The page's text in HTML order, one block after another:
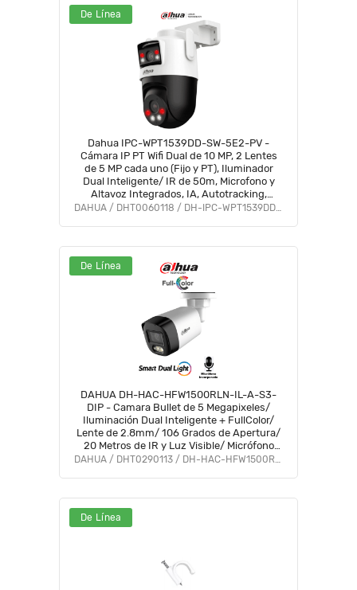
De Línea
Dahua IPC-WPT1539DD-SW-5E2-PV -
Cámara IP PT Wifi Dual de 10 MP, 2 Lentes
de 5 MP cada uno (Fijo y PT), Iluminador
Dual Inteligente/ IR de 50m, Microfono y
Altavoz Integrados, IA, Autotracking,
Disuación activa, Ranura MicroSD, IP66 DAHUA / DHT0060118 / DH-IPC-WPT1539DD-SW-5E2-PV
De Línea
DAHUA DH-HAC-HFW1500RLN-IL-A-S3-
DIP - Camara Bullet de 5 Megapixeles/
Iluminación Dual Inteligente + FullColor/
Lente de 2.8mm/ 106 Grados de Apertura/
20 Metros de IR y Luz Visible/ Micrófono
Integrado/ IP67/ Soporta:
DAHUA / DHT0290113 / DH-HAC-HFW1500RLN-IL-A-S3-DIP
De Línea